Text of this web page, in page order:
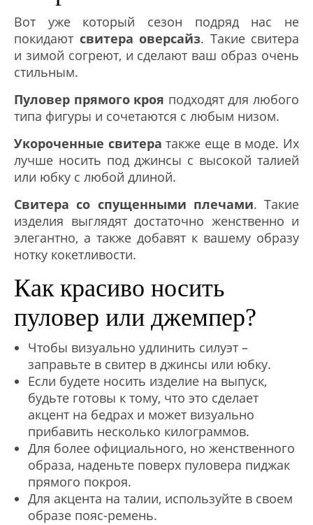
Вот уже который сезон подряд нас не
покидают свитера оверсайз. Такие свитера
и зимой согреют, и сделают ваш образ очень
стильным.
Пуловер прямого кроя подходят для любого
типа фигуры и сочетаются с любым низом.
Укороченные свитера также еще в моде. Их
лучше носить под джинсы с высокой талией
или юбку с любой длиной.
Свитера со спущенными плечами. Такие
изделия выглядят достаточно женственно и
элегантно, а также добавят к вашему образу
нотку кокетливости.
Как красиво носить
пуловер или джемпер?
Чтобы визуально удлинить силуэт –
заправьте в свитер в джинсы или юбку.
Если будете носить изделие на выпуск,
будьте готовы к тому, что это сделает
акцент на бедрах и может визуально
прибавить несколько килограммов.
Для более официального, но женственного
образа, наденьте поверх пуловера пиджак
прямого покроя.
Для акцента на талии, используйте в своем
образе пояс-ремень.